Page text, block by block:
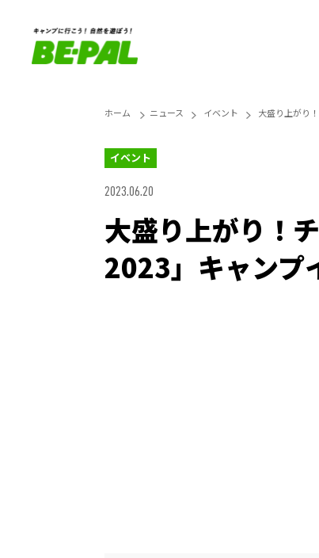
ホーム ニュース イベント 大盛り上がり
イベント
2023.06.20
大盛り上がり！
2023」キャンプ